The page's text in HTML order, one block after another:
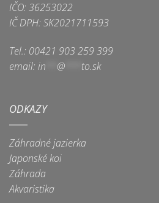
IČO: 36253022
IČ DPH: SK2021711593
Tel.: 00421 903 259 399
email: in @ to.sk
ODKAZY
Záhradné jazierka
Japonské koi
Záhrada
Akvaristika